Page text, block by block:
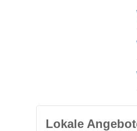
Lokale